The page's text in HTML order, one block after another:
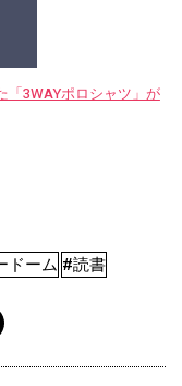
「3WAYポロシャツ」が
ドーム #読書